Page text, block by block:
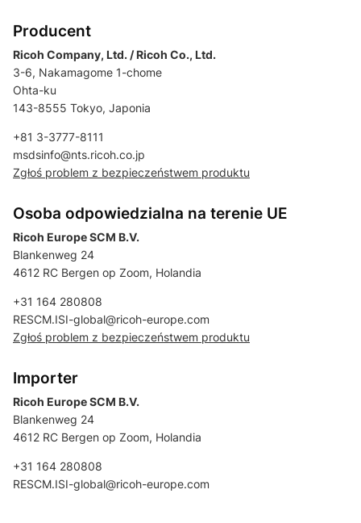
Producent
Ricoh Company, Ltd. / Ricoh Co., Ltd.
3-6, Nakamagome 1-chome
Ohta-ku
143-8555 Tokyo, Japonia
+81 3-3777-8111
msdsinfo@nts.ricoh.co.jp
Zgłoś problem z bezpieczeństwem produktu
Osoba odpowiedzialna na terenie UE
Ricoh Europe SCM B.V.
Blankenweg 24
4612 RC Bergen op Zoom, Holandia
+31 164 280808
RESCM.ISI-global@ricoh-europe.com
Zgłoś problem z bezpieczeństwem produktu
Importer
Ricoh Europe SCM B.V.
Blankenweg 24
4612 RC Bergen op Zoom, Holandia
+31 164 280808
RESCM.ISI-global@ricoh-europe.com